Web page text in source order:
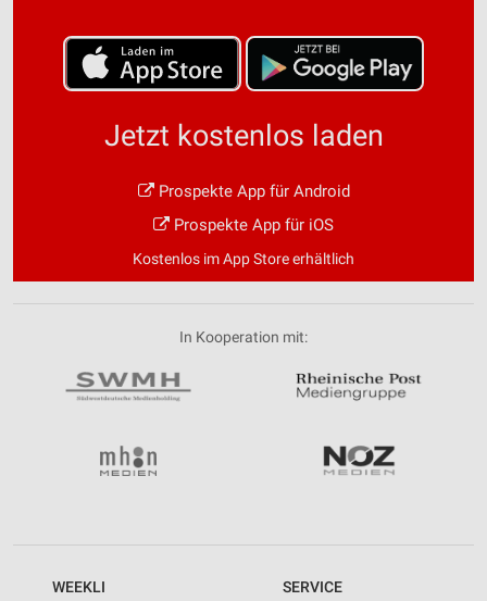
Jetzt kostenlos laden
Prospekte App für Android
Prospekte App für iOS
Kostenlos im App Store erhältlich
In Kooperation mit:
WEEKLI SERVICE
Speichern von oder Zugriff auf Informationen
auf einem Endgerät
Werbeanzeigen
Verwendung von Profilen zur Auswahl
personalisierter Inhalte
Messung der Performance von Inhalten
Entwicklung und Verbesserung der Angebote